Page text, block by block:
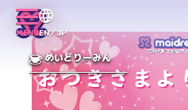
MENUEN／JP
めいどりーみん